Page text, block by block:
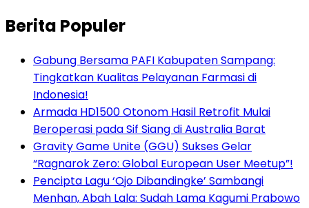
Berita Populer
Gabung Bersama PAFI Kabupaten Sampang:
Tingkatkan Kualitas Pelayanan Farmasi di
Indonesia!
Armada HD1500 Otonom Hasil Retrofit Mulai
Beroperasi pada Sif Siang di Australia Barat
Gravity Game Unite (GGU) Sukses Gelar
“Ragnarok Zero: Global European User Meetup”!
Pencipta Lagu ‘Ojo Dibandingke’ Sambangi
Menhan, Abah Lala: Sudah Lama Kagumi Prabowo